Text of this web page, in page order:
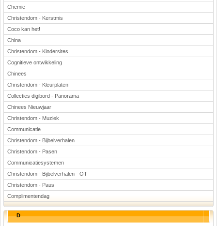
Chemie
Christendom - Kerstmis
Coco kan het!
China
Christendom - Kindersites
Cognitieve ontwikkeling
Chinees
Christendom - Kleurplaten
Collecties digibord - Panorama
Chinees Nieuwjaar
Christendom - Muziek
Communicatie
Christendom - Bijbelverhalen
Christendom - Pasen
Communicatiesystemen
Christendom - Bijbelverhalen - OT
Christendom - Paus
Complimentendag
D